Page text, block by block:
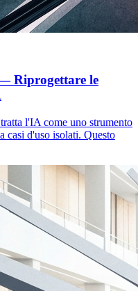
Riprogettare le
l'IA come uno strumento
casi d'uso isolati. Questo